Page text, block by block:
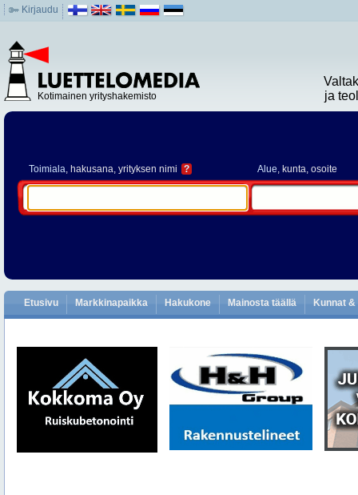
Kirjaudu
Kotimainen yrityshakemisto
ja
Toimiala, hakusana, yrityksen nimi ? Alue, kunta, osoite
Etusivu Markkinapaikka Hakukone Mainosta täällä Kunnat